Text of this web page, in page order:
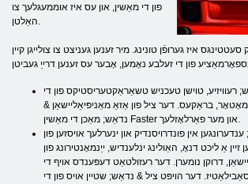
פון די מאַשין, און עס איז אוממעגלעך צו
האַלטן.
איז גערופֿן טונינג. מיר זענען געניצט צו צולייגן קיין
רעוויזיע, טוישן טעכניש טשאַראַקטעריסטיקס פון די
בראַקעס. דער ציל פון אַזאַ מאַניפּיאַליישאַן &
נדאַש; מאַכן די מאַשין Faster און מער פאַרלאָזלעך.
אין פונדרויסנדיק און ינערלעך אויסזען פון
אַ ליכט דנאָ, האַולינג ינלענדיש, ייַנמאָנטירונג פון
דרוקן נומערן. דער רעזולטאַט דעפּענדס אויף די
דער הויפּט ציל & נדאַש; שטיין אויס פון די